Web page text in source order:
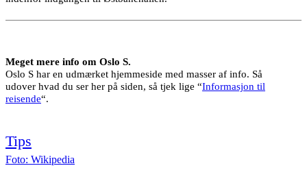
Meget mere info om Oslo S.
Oslo S har en udmærket hjemmeside med masser af info. Så
udover hvad du ser her på siden, så tjek lige “Informasjon til
reisende“.
Tips
Foto: Wikipedia